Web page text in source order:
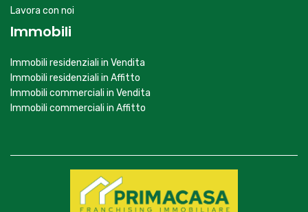
© Primagroup S.r.l. - P.Iva 04928950239
- Cookie policy - Privacy policy - Area riservata